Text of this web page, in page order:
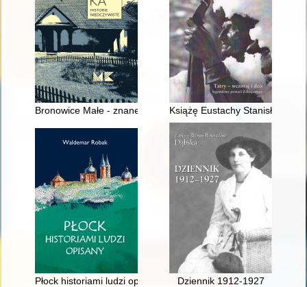
Bronowice Małe - znane i nieznane : podkrakowska wieś w
Książę Eustachy Stanisław
Płock historiami ludzi opisany Dziennik 1912-1927